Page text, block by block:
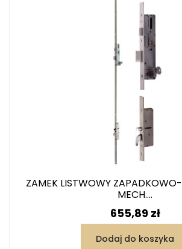
ZAMEK LISTWOWY
MECH....
Cena
655,89 zł
Dodaj do koszyka